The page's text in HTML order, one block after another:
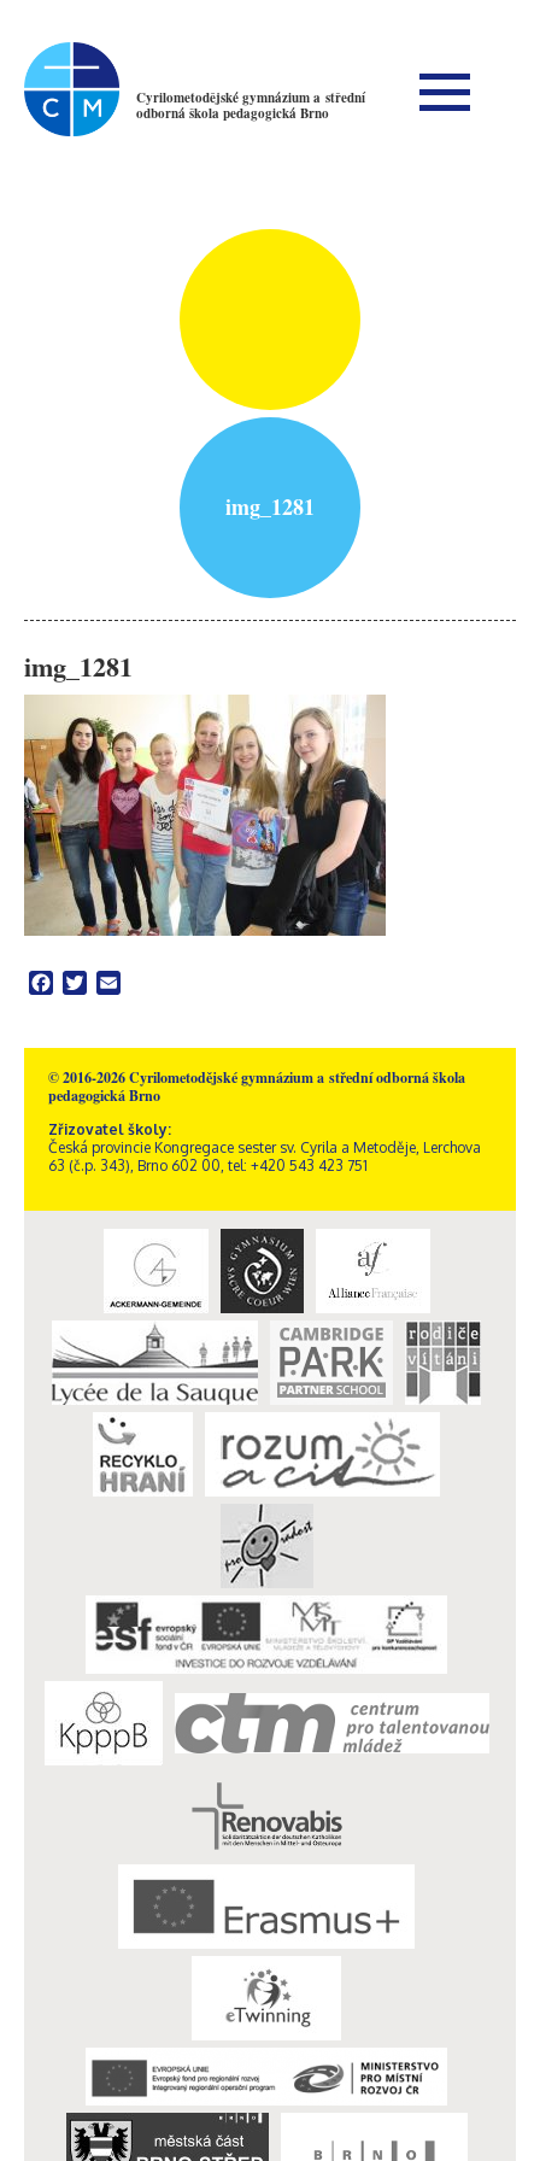
Cyrilometodějské gymnázium a střední
odborná škola pedagogická Brno
img_1281
img_1281
Facebook
Twitter
© 2016-2026 Cyrilometodějské gymnázium a střední odborná škola
pedagogická Brno
Zřizovatel školy:
Česká provincie Kongregace sester sv. Cyrila a Metoděje, Lerchova
63 (č.p. 343), Brno 602 00, tel: +420 543 423 751